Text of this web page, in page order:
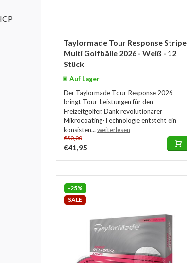
Taylormade Tour Response Stripe
Multi Golfbälle 2026 - Weiß - 12
Stück
Auf Lager
Der Taylormade Tour Response 2026
bringt Tour-Leistungen für den
Freizeitgolfer. Dank revolutionärer
Mikrocoating-Technologie entsteht ein
konsisten... weiterlesen
€50,00
€41,95
-25%
SALE